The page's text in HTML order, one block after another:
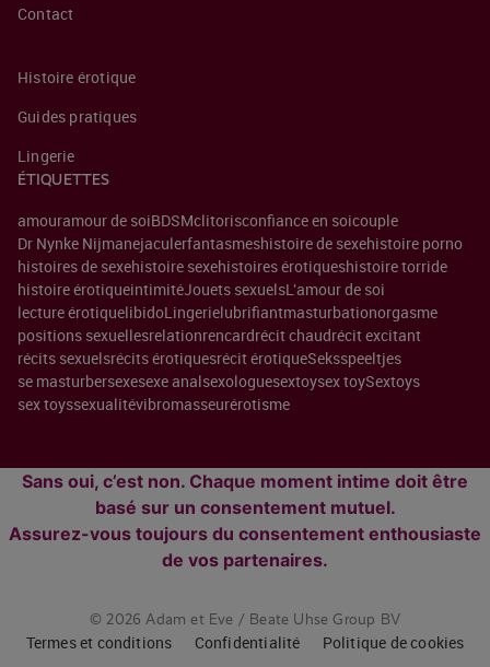
Contact
Histoire érotique
Guides pratiques
Lingerie
ÉTIQUETTES
amouramour de soiBDSMclitorisconfiance en soicouple
Dr Nynke Nijmanejaculerfantasmeshistoire de sexehistoire porno
histoires de sexehistoire sexehistoires érotiqueshistoire torride
histoire érotiqueintimitéJouets sexuelsL'amour de soi
lecture érotiquelibidoLingerielubrifiantmasturbationorgasme
positions sexuellesrelationrencardrécit chaudrécit excitant
récits sexuelsrécits érotiquesrécit érotiqueSeksspeeltjes
se masturbersexesexe analsexologuesextoysex toySextoys
sex toyssexualitévibromasseurérotisme
Sans oui, c’est non. Chaque moment intime doit être
basé sur un consentement mutuel.
Assurez-vous toujours du consentement enthousiaste
de vos partenaires.
© 2026 Adam et Eve / Beate Uhse Group BV
Termes et conditions Confidentialité Politique de cookies